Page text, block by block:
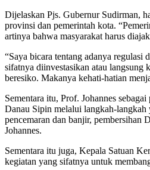
Dijelaskan Pjs. Gubernur Sudirman,
provinsi dan pemerintah kota.
artinya bahwa masyarakat harus
“Saya bicara tentang adanya
sifatnya diinvestasikan atau langsung
beresiko. Makanya kehati-hatian
Sementara itu, Prof. Johannes
Danau Sipin melalui langkah-langkah
pencemaran dan banjir, pembersihan
Johannes.
Sementara itu juga, Kepala Satuan
kegiatan yang sifatnya untuk